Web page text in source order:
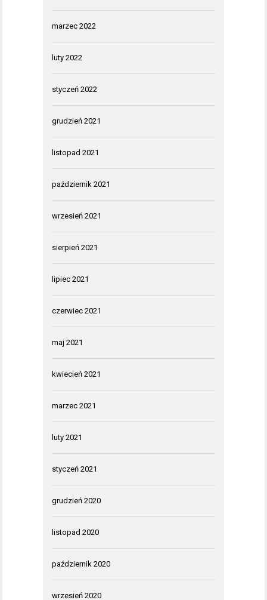
marzec 2022
luty 2022
styczeń 2022
grudzień 2021
listopad 2021
październik 2021
wrzesień 2021
sierpień 2021
lipiec 2021
czerwiec 2021
maj 2021
kwiecień 2021
marzec 2021
luty 2021
styczeń 2021
grudzień 2020
listopad 2020
październik 2020
wrzesień 2020